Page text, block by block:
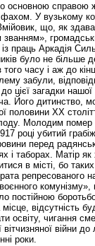
основною справою
У вузькому
що, як
праць Аркадія
було не більше
часу і аж до
забули,
цієї загадки нашої
Його дитинство,
половини ХХ
Молодим помер
році убитий
перед
і таборах. Матір
в місті, бо
репресованого
комунізму»,
постійною
відсутність
освіту, чигання
війни
роки.